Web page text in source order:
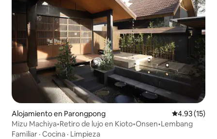
Alojamiento en Parongpong Calificación
4.93 (15)
Mizu Machiya•Retiro de lujo en Kioto•Onsen•Lembang
Familiar · Cocina · Limpieza